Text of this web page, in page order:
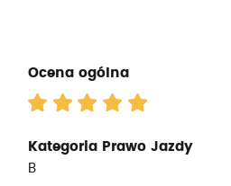
Ocena ogólna
Kategoria Prawo Jazdy
B